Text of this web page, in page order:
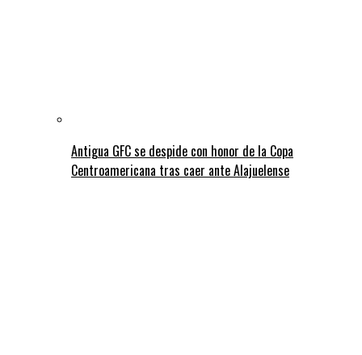
Antigua GFC se despide con honor de la Copa
Centroamericana tras caer ante Alajuelense